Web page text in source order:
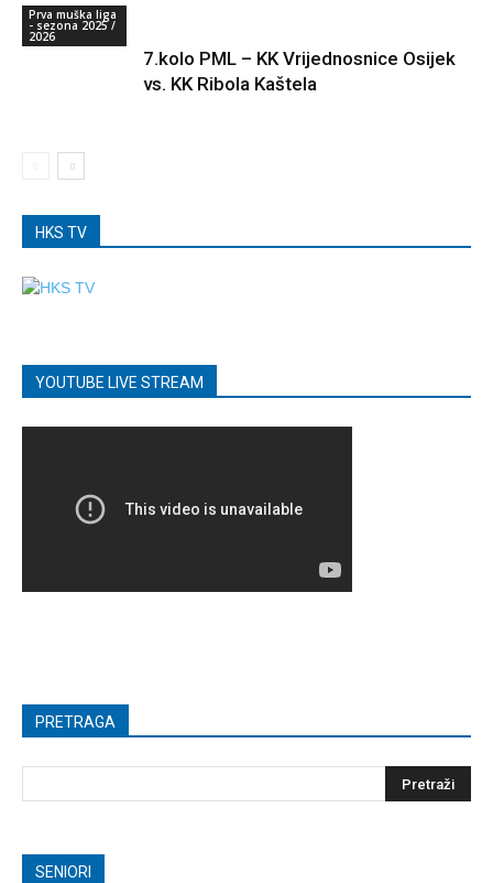
Prva muška liga
- sezona 2025 /
2026
7.kolo PML – KK Vrijednosnice Osijek
vs. KK Ribola Kaštela
HKS TV
YOUTUBE LIVE STREAM
PRETRAGA
SENIORI